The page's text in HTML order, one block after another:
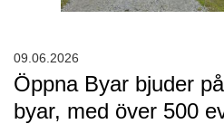
Öppna Byar bjuder
byar, med över 500
09.06.2026